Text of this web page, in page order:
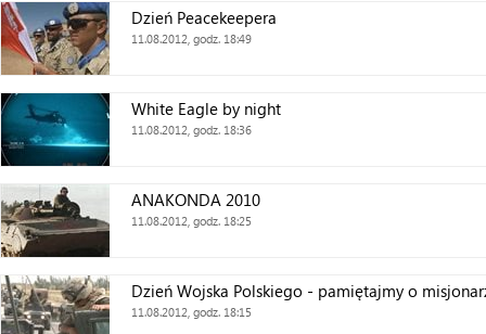
Dzień Peacekeepera
11.08.2012, godz. 18:49
White Eagle by night
11.08.2012, godz. 18:36
ANAKONDA 2010
11.08.2012, godz. 18:25
Dzień Wojska Polskiego - pamiętajmy o
11.08.2012, godz. 18:15